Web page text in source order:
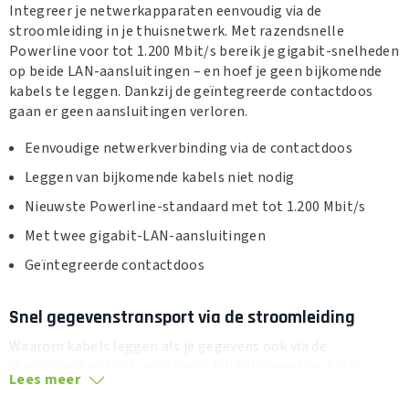
Integreer je netwerkapparaten eenvoudig via de
stroomleiding in je thuisnetwerk. Met razendsnelle
Powerline voor tot 1.200 Mbit/s bereik je gigabit-snelheden
op beide LAN-aansluitingen – en hoef je geen bijkomende
kabels te leggen. Dankzij de geïntegreerde contactdoos
gaan er geen aansluitingen verloren.
Eenvoudige netwerkverbinding via de contactdoos
Leggen van bijkomende kabels niet nodig
Nieuwste Powerline-standaard met tot 1.200 Mbit/s
Met twee gigabit-LAN-aansluitingen
Geïntegreerde contactdoos
Snel gegevenstransport via de stroomleiding
Waarom kabels leggen als je gegevens ook via de
maakt van elke contactdoos in je woning een snelweg voor
Lees meer